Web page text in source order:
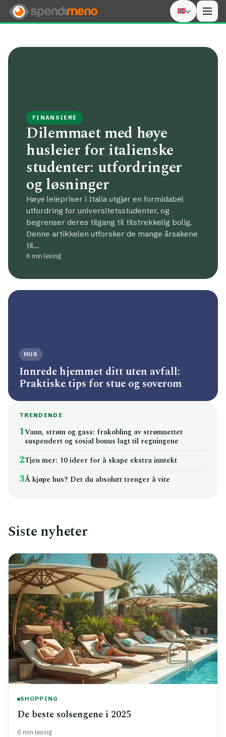
FINANSIERE
Dilemmaet med høye
husleier for italienske
studenter: utfordringer
og løsninger
Høye leiepriser i Italia utgjør en formidabel
utfordring for universitetsstudenter, og
begrenser deres tilgang til tilstrekkelig bolig.
Denne artikkelen utforsker de mange årsakene
til…
6 min lesing
HUS
Innrede hjemmet ditt uten avfall:
Praktiske tips for stue og soverom
TRENDENDE
1Vann, strøm og gass: frakobling av strømnettet
suspendert og sosial bonus lagt til regningene
2Tjen mer: 10 ideer for å skape ekstra inntekt
3Å kjøpe hus? Det du absolutt trenger å vite
Siste nyheter
SHOPPING
De beste solsengene i 2025
6 min lesing